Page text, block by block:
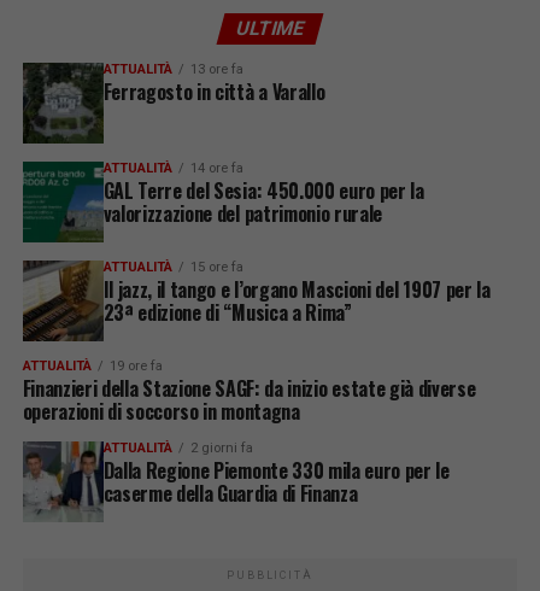
ULTIME
ATTUALITÀ 13 ore fa
Ferragosto in città a Varallo
ATTUALITÀ 14 ore fa
GAL Terre del Sesia: 450.000 euro per la
valorizzazione del patrimonio rurale
ATTUALITÀ 15 ore fa
Il jazz, il tango e l’organo Mascioni del 1907 per la
23ª edizione di “Musica a Rima”
ATTUALITÀ 19 ore fa
Finanzieri della Stazione SAGF: da inizio estate già diverse
operazioni di soccorso in montagna
ATTUALITÀ 2 giorni fa
Dalla Regione Piemonte 330 mila euro per le
caserme della Guardia di Finanza
PUBBLICITÀ